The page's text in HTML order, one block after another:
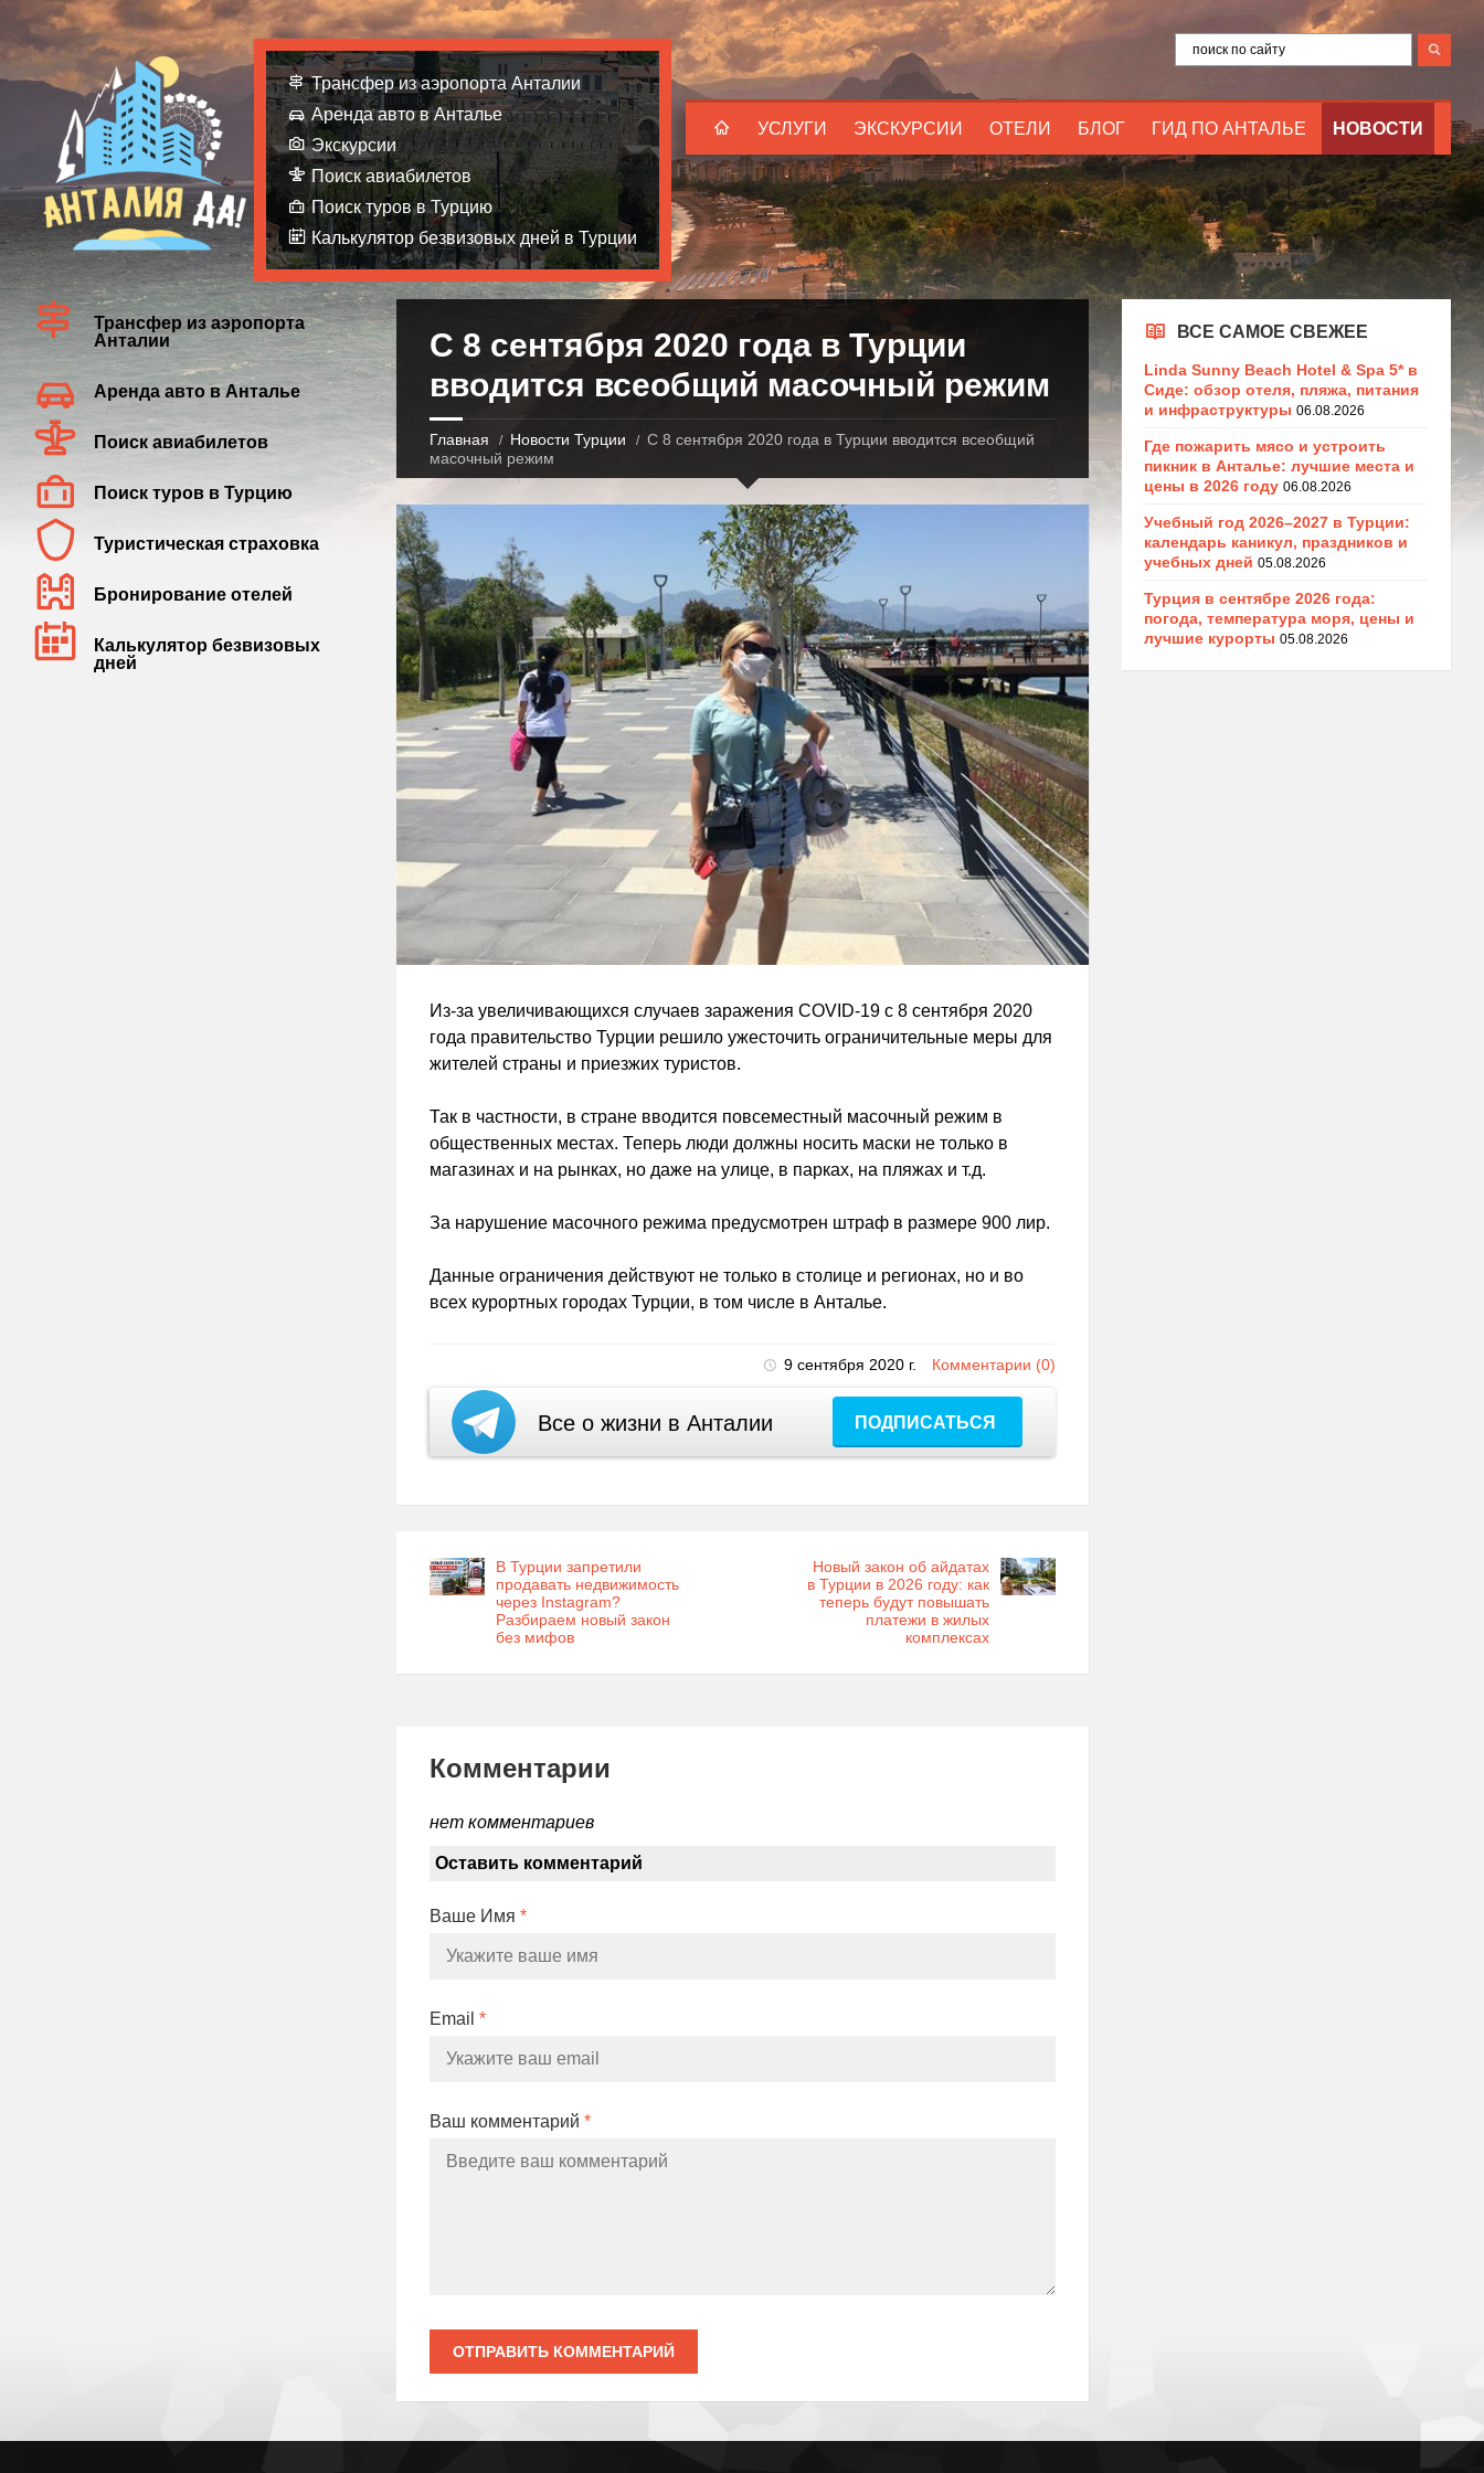
УСЛУГИ ЭКСКУРСИИ ОТЕЛИ БЛОГ ГИД ПО АНТАЛЬЕ НОВОСТИ
Трансфер из аэропорта Анталии
Аренда авто в Анталье
Экскурсии
Поиск авиабилетов
Поиск туров в Турцию
Калькулятор безвизовых дней в Турции
С 8 сентября 2020 года в Турции
вводится всеобщий масочный режим
Главная Новости Турции
С 8 сентября 2020 года в Турции вводится всеобщий
масочный режим
Из-за увеличивающихся случаев заражения COVID-19 c 8 сентября 2020
года правительство Турции решило ужесточить ограничительные меры для
жителей страны и приезжих туристов.
Так в частности, в стране вводится повсеместный масочный режим в
общественных местах. Теперь люди должны носить маски не только в
магазинах и на рынках, но даже на улице, в парках, на пляжах и т.д.
За нарушение масочного режима предусмотрен штраф в размере 900 лир.
Данные ограничения действуют не только в столице и регионах, но и во
всех курортных городах Турции, в том числе в Анталье.
9 сентября 2020 г. Комментарии (0)
Все о жизни в Анталии ПОДПИСАТЬСЯ
В Турции запретили
продавать недвижимость
через Instagram?
Разбираем новый закон
без мифов
Новый закон об айдатах
в Турции в 2026 году: как
теперь будут повышать
платежи в жилых
комплексах
Комментарии
нет комментариев
Оставить комментарий
Ваше Имя *
Email *
Ваш комментарий *
ОТПРАВИТЬ КОММЕНТАРИЙ
Трансфер из аэропорта
Анталии
Аренда авто в Анталье
Поиск авиабилетов
Поиск туров в Турцию
Туристическая страховка
Бронирование отелей
Калькулятор безвизовых
дней
ВСЕ САМОЕ СВЕЖЕЕ
Linda Sunny Beach Hotel & Spa 5* в
Сиде: обзор отеля, пляжа, питания
и инфраструктуры 06.08.2026
Где пожарить мясо и устроить
пикник в Анталье: лучшие места и
цены в 2026 году 06.08.2026
Учебный год 2026–2027 в Турции:
календарь каникул, праздников и
учебных дней 05.08.2026
Турция в сентябре 2026 года:
погода, температура моря, цены и
лучшие курорты 05.08.2026